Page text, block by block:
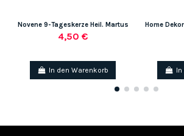
Novene 9-Tageskerze Heil. Martus
4,50 €
In den Warenkorb
Home